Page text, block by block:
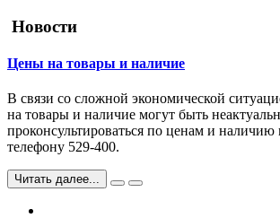
Новости
Цены на товары и наличие
В связи со сложной экономической
на товары и наличие могут быть
проконсультироваться по ценам и
телефону 529-400.
Читать далее...